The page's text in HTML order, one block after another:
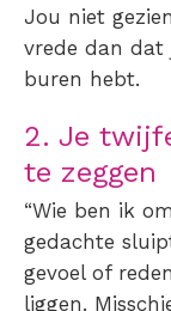
Jou niet
vrede dan dat
buren hebt.
2. Je
te zeggen
“Wie ben ik
gedachte
gevoel of
liggen.